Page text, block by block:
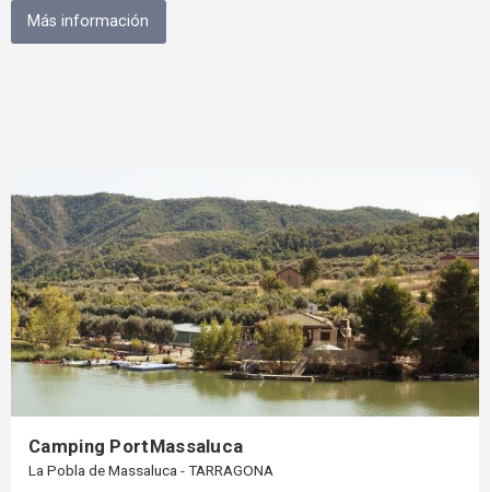
Más información
Camping PortMassaluca
La Pobla de Massaluca - TARRAGONA